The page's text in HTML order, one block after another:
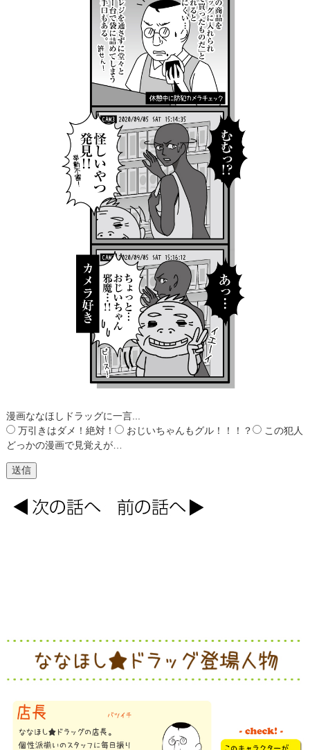
漫画ななほしドラッグに一言...
万引きはダメ！絶対！
おじいちゃんもグル！！！？
この犯人
どっかの漫画で見覚えが…